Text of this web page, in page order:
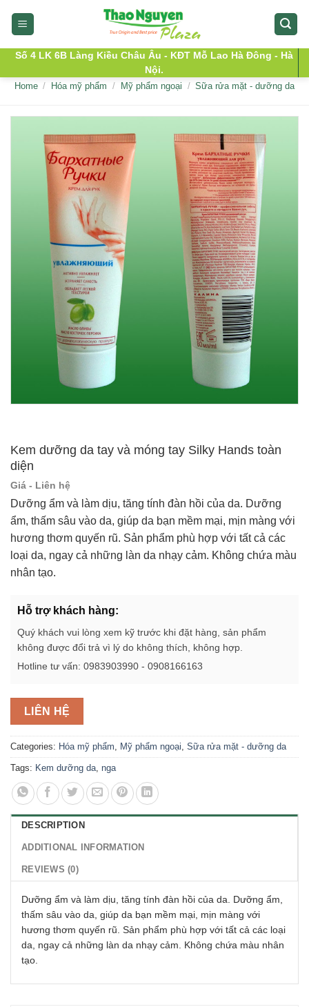
Số 4 LK 6B Làng Kiều Châu Âu - KĐT Mỗ Lao Hà Đông - Hà
Nội.
Home / Hóa mỹ phẩm / Mỹ phẩm ngoại / Sữa rửa mặt - dưỡng da
Kem dưỡng da tay và móng tay Silky Hands toàn
diện
Giá - Liên hệ
Dưỡng ẩm và làm dịu, tăng tính đàn hồi của da. Dưỡng
ẩm, thấm sâu vào da, giúp da bạn mềm mại, mịn màng với
hương thơm quyến rũ. Sản phẩm phù hợp với tất cả các
loại da, ngay cả những làn da nhạy cảm. Không chứa màu
nhân tạo.
Hỗ trợ khách hàng:
Quý khách vui lòng xem kỹ trước khi đặt hàng, sản phẩm
không được đổi trả vì lý do không thích, không hợp.
Hotline tư vấn: 0983903990 - 0908166163
LIÊN HỆ
Categories: Hóa mỹ phẩm Mỹ phẩm ngoại Sữa rửa mặt - dưỡng da
Tags: Kem dưỡng da nga
DESCRIPTION
ADDITIONAL INFORMATION
REVIEWS (0)
Dưỡng ẩm và làm dịu, tăng tính đàn hồi của da. Dưỡng ẩm,
thấm sâu vào da, giúp da bạn mềm mại, mịn màng với
hương thơm quyến rũ. Sản phẩm phù hợp với tất cả các loại
da, ngay cả những làn da nhạy cảm. Không chứa màu nhân
tạo.